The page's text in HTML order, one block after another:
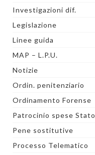
Investigazioni dif.
Legislazione
Linee guida
MAP – L.P.U.
Notizie
Ordin. penitenziario
Ordinamento Forense
Patrocinio spese Stato
Pene sostitutive
Processo Telematico